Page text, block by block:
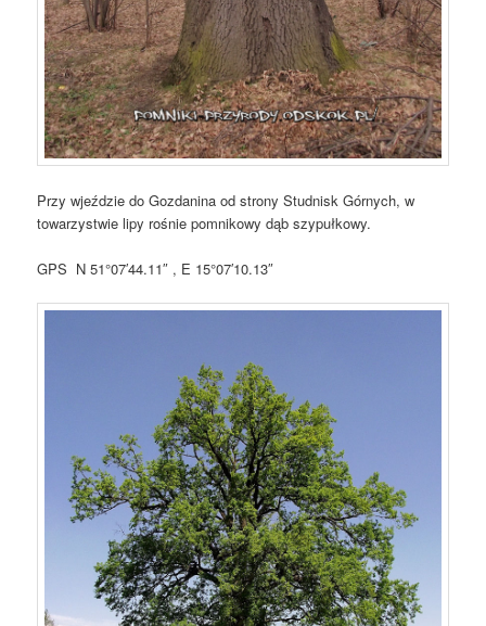
Przy wjeździe do Gozdanina od strony Studnisk Górnych, w
towarzystwie lipy rośnie pomnikowy dąb szypułkowy.
GPS N 51°07′44.11″ , E 15°07′10.13″